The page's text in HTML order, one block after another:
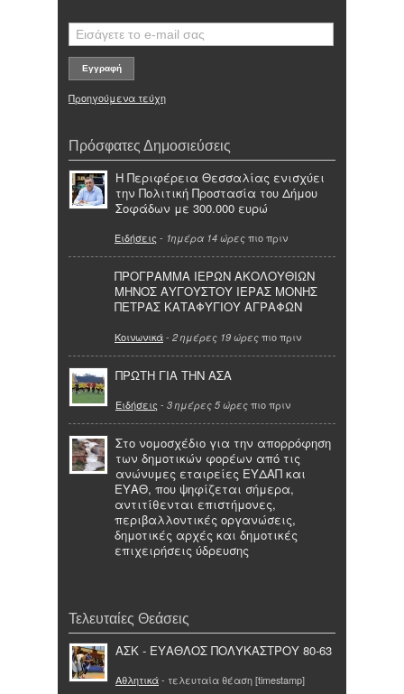
Προηγούμενα τεύχη
Πρόσφατες Δημοσιεύσεις
Η Περιφέρεια Θεσσαλίας ενισχύει
την Πολιτική Προστασία του Δήμου
Σοφάδων με 300.000 ευρώ
Ειδήσεις - 1ημέρα 14 ώρες πιο πριν
ΠΡΟΓΡΑΜΜΑ ΙΕΡΩΝ ΑΚΟΛΟΥΘΙΩΝ
ΜΗΝΟΣ ΑΥΓΟΥΣΤΟΥ ΙΕΡΑΣ ΜΟΝΗΣ
ΠΕΤΡΑΣ ΚΑΤΑΦΥΓΙΟΥ ΑΓΡΑΦΩΝ
Κοινωνικά- 2 ημέρες 19 ώρες πιο πριν
ΠΡΩΤΗ ΓΙΑ ΤΗΝ ΑΣΑ
Ειδήσεις - 3 ημέρες 5 ώρες πιο πριν
Στο νομοσχέδιο για την απορρόφηση
των δημοτικών φορέων από τις
ανώνυμες εταιρείες ΕΥΔΑΠ και
ΕΥΑΘ, που ψηφίζεται σήμερα,
αντιτίθενται επιστήμονες,
περιβαλλοντικές οργανώσεις,
δημοτικές αρχές και δημοτικές
επιχειρήσεις ύδρευσης
Τελευταίες Θεάσεις
ΑΣΚ - ΕΥΑΘΛΟΣ ΠΟΛΥΚΑΣΤΡΟΥ 80-63
Αθλητικά- τελευταία θέαση [timestamp]